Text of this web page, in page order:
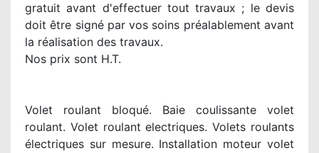
gratuit avant d'effectuer tout travaux ; le devis
doit être signé par vos soins préalablement avant
la réalisation des travaux.
Nos prix sont H.T.
Volet roulant bloqué. Baie coulissante volet
roulant. Volet roulant electriques. Volets roulants
électriques sur mesure. Installation moteur volet